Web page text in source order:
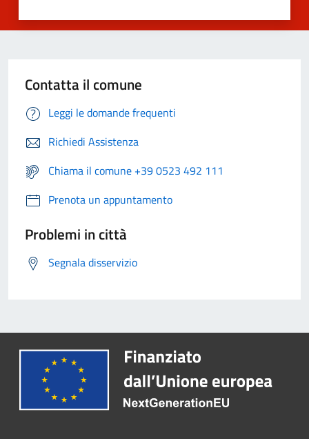
Contatta il comune
Leggi le domande frequenti
Richiedi Assistenza
Chiama il comune +39 0523 492 111
Prenota un appuntamento
Problemi in città
Segnala disservizio